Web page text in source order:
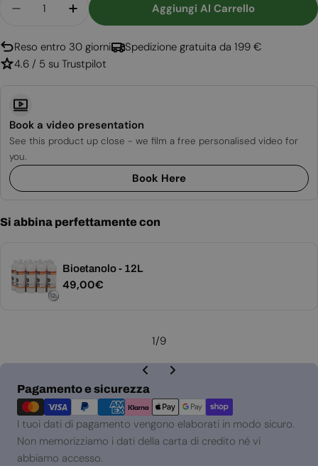
Diminuisci La Quantità Per Boston - Stufa A
Aumenta La Quantità Per Boston -
Aggiungi Al Carrello
Reso entro 30 giorni
Spedizione gratuita da 199 €
4.6 / 5 su Trustpilot
Book a video presentation
See this product up close - we film a free personalised video for
you.
Book Here
Si abbina perfettamente con
Bioetanolo - 12L
Prezzo
49,00€
1/9
Pagamento e sicurezza
Metodi
di
pagamento
I tuoi dati di pagamento vengono elaborati in modo sicuro.
Non memorizziamo i dati della carta di credito né vi
abbiamo accesso.